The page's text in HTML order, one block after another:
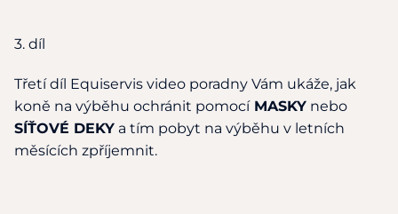
3. díl
Třetí díl Equiservis video poradny Vám ukáže, jak
koně na výběhu ochránit pomocíMASKY nebo
SÍŤOVÉ DEKY a tím pobyt na výběhu v letních
měsících zpříjemnit.